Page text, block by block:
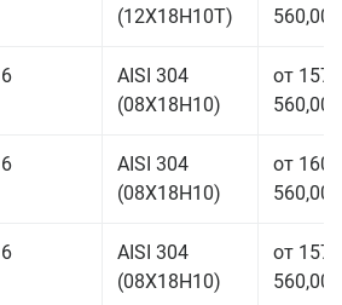
(12Х18Н10Т)
560,00
6
AISI 304
(08Х18Н10)
от 157
560,00
6
AISI 304
(08Х18Н10)
от 160
560,00
6
AISI 304
(08Х18Н10)
от 157
560,00